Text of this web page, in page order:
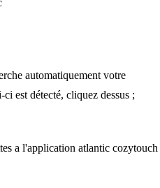
automatiquement votre
est détecté, cliquez dessus ;